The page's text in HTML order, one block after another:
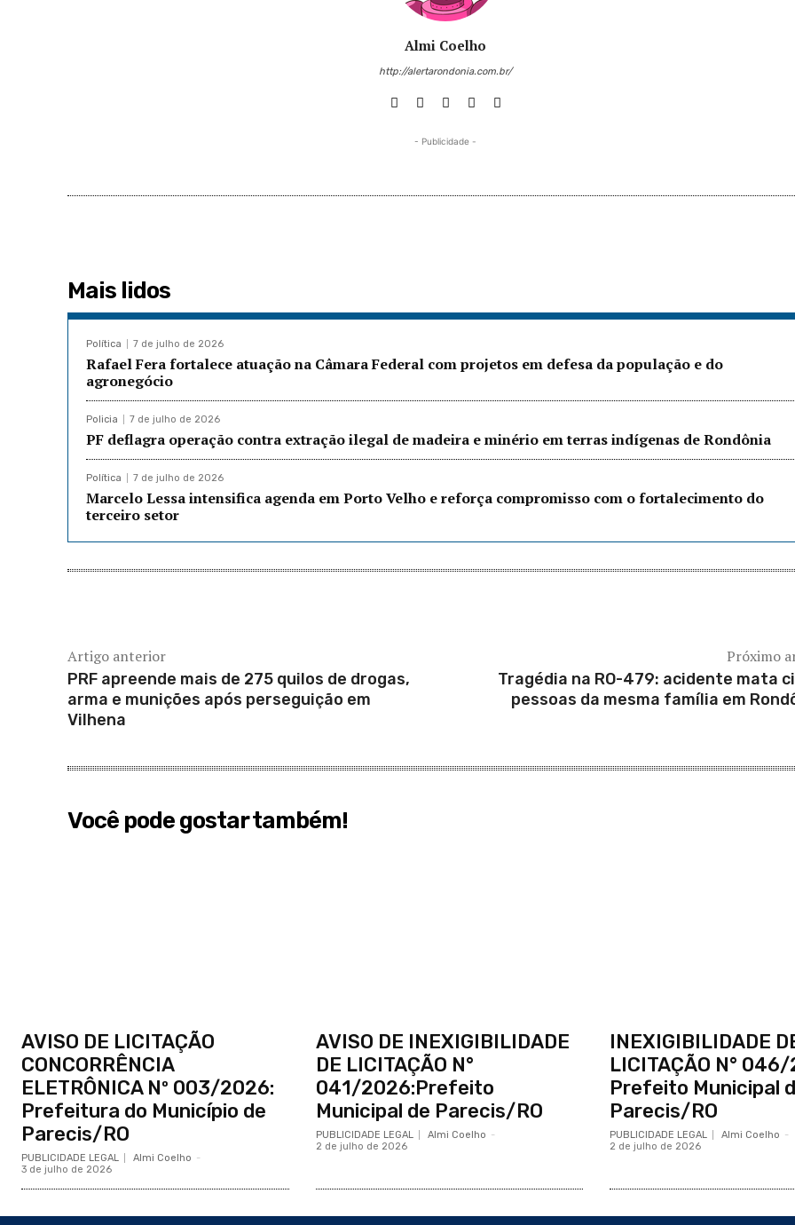
Almi Coelho
http://alertarondonia.com.br/
- Publicidade -
Mais lidos
Política 7 de julho de 2026
Rafael Fera fortalece atuação na Câmara Federal com projetos em defesa da população e do
agronegócio
Policia 7 de julho de 2026
PF deflagra operação contra extração ilegal de madeira e minério em terras indígenas de Rondônia
Política 7 de julho de 2026
Marcelo Lessa intensifica agenda em Porto Velho e reforça compromisso com o fortalecimento do
terceiro setor
Artigo anterior
PRF apreende mais de 275 quilos de drogas,
arma e munições após perseguição em
Vilhena
Próximo
Tragédia na RO-479: acidente mata
pessoas da mesma família em
Você pode gostar também!
AVISO DE LICITAÇÃO
CONCORRÊNCIA
ELETRÔNICA Nº 003/2026:
Prefeitura do Município de
Parecis/RO
PUBLICIDADE LEGAL Almi Coelho -
3 de julho de 2026
AVISO DE INEXIGIBILIDADE
DE LICITAÇÃO N°
041/2026:Prefeito
Municipal de Parecis/RO
PUBLICIDADE LEGAL Almi Coelho -
2 de julho de 2026
INEXIGIBILIDADE
LICITAÇÃO N°
Prefeito Municipal
Parecis/RO
PUBLICIDADE LEGAL Almi Coelho -
2 de julho de 2026